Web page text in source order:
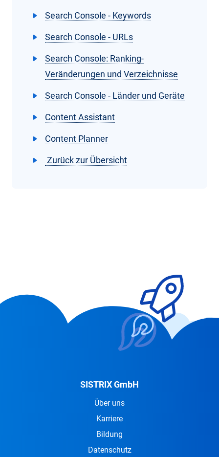
Search Console - Keywords
Search Console - URLs
Search Console: Ranking-
Veränderungen und Verzeichnisse
Search Console - Länder und Geräte
Content Assistant
Content Planner
Zurück zur Übersicht
SISTRIX GmbH
Über uns
Karriere
Bildung
Datenschutz